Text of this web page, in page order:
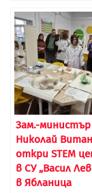
Зам.-министър
Николай
откри STEM
в СУ „Васил
в Ябланица